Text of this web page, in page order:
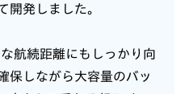
開発しました。
航続距離にもしっかり向
保しながら大容量のバッ